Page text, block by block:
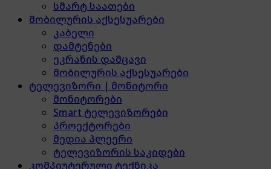
სმარტ საათები
მობილურის აქსესუარები
კაბელი
დამტენები
ეკრანის დამცავი
მობილურის აქსესუარები
ტელევიზორი | მონიტორი
მონიტორები
Smart ტელევიზორები
პროექტორები
მედია პლეერი
ტელევიზორის საკიდები
კომპიუტერული ტექნიკა